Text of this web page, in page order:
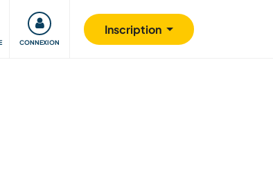
CONNEXION
Inscription
S'impliquer Sécurité